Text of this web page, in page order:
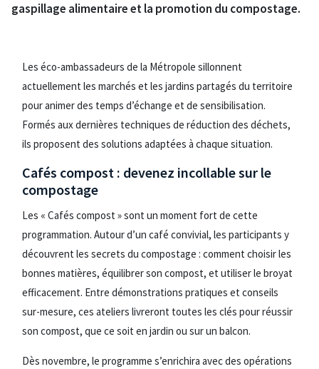
gaspillage alimentaire et la promotion du compostage.
Les éco-ambassadeurs de la Métropole sillonnent
actuellement les marchés et les jardins partagés du territoire
pour animer des temps d’échange et de sensibilisation.
Formés aux dernières techniques de réduction des déchets,
ils proposent des solutions adaptées à chaque situation.
Cafés compost : devenez incollable sur le
compostage
Les « Cafés compost » sont un moment fort de cette
programmation. Autour d’un café convivial, les participants y
découvrent les secrets du compostage : comment choisir les
bonnes matières, équilibrer son compost, et utiliser le broyat
efficacement. Entre démonstrations pratiques et conseils
sur-mesure, ces ateliers livreront toutes les clés pour réussir
son compost, que ce soit en jardin ou sur un balcon.
Dès novembre, le programme s’enrichira avec des opérations